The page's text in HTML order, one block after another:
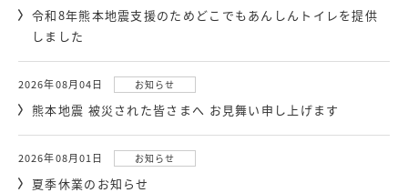
令和8年熊本地震支援のためどこでもあんしんトイレを提供
しました
2026年08月04日 お知らせ
熊本地震 被災された皆さまへ お見舞い申し上げます
2026年08月01日 お知らせ
夏季休業のお知らせ